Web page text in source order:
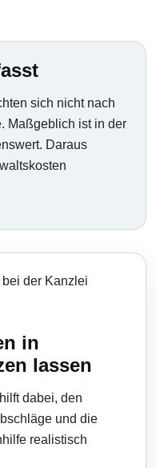
sich nicht nach
Maßgeblich ist in der
Daraus
in
lassen
dabei, den
und die
realistisch